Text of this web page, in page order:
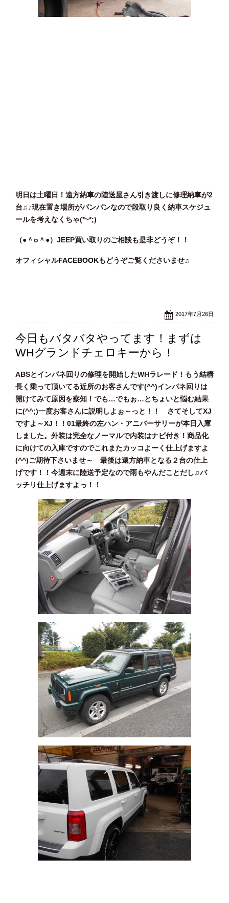
明日は土曜日！遠方納車の陸送屋さん引き渡しに修理納車が2
台♫♪現在置き場所がパンパンなので段取り良く納車スケジュ
ールを考えなくちゃ(*~*;)
（●＾o ＾●）JEEP買い取りのご相談も是非どうぞ！！
オフィシャルFACEBOOKもどうぞご覧くださいませ♫
2017年7月26日
今日もバタバタやってます！まずは
WHグランドチェロキーから！
ABSとインパネ回りの修理を開始したWHラレード！もう結構
長く乗って頂いてる近所のお客さんです(^^)インパネ回りは
開けてみて原因を察知！でも…でもぉ…とちょいと悩む結果
に(^^;)一度お客さんに説明しよぉ～っと！！ さてそしてXJ
ですよ～XJ！！01最終の左ハン・アニバーサリーが本日入庫
しました。外装は完全なノーマルで内装はナビ付き！商品化
に向けての入庫ですのでこれまたカッコよーく仕上げますよ
(^^)ご期待下さいませ～ 最後は遠方納車となる２台の仕上
げです！！今週末に陸送予定なので雨もやんだことだし♫バ
ッチリ仕上げますよっ！！